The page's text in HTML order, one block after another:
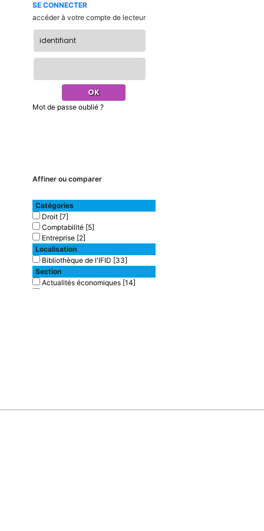
SE CONNECTER
accéder à votre compte de lecteur
Mot de passe oublié ?
Affiner ou comparer
Catégories
Droit [7]
Comptabilité [5]
Entreprise [2]
Localisation
Bibliothèque de l'IFID [33]
Section
Actualités économiques [14]